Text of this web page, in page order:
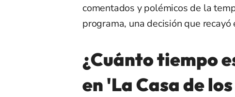
comentados y polémicos de la
programa, una decisión que
¿Cuánto tiempo
en 'La Casa de